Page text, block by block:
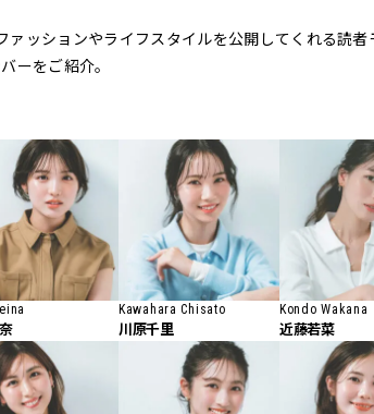
ァッションやライフスタイルを公開してくれる読
ーをご紹介。
Kawahara Chisato
川原千里
Kondo Wakana
近藤若菜
Aug,
ユニクロ名品も！日
チ勢の「ないと無理
ムハック7選 |
ィ]
BEAUTY Aug,
夏の深刻なくすみ
プローチ！【透明感
神コスメ３選 |